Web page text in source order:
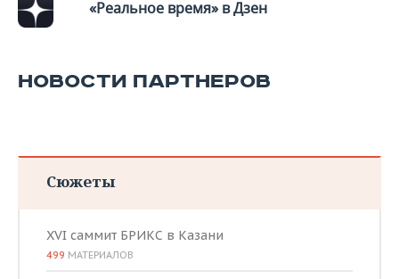
«Реальное время» в Дзен
НОВОСТИ ПАРТНЕРОВ
Сюжеты
XVI саммит БРИКС в Казани
499 МАТЕРИАЛОВ